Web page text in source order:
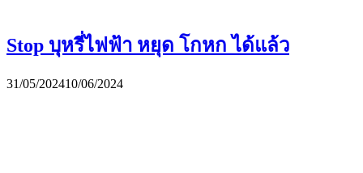
Stop บุหรี่ไฟฟ้า หยุด โกหก ได้แล้ว
31/05/202410/06/2024